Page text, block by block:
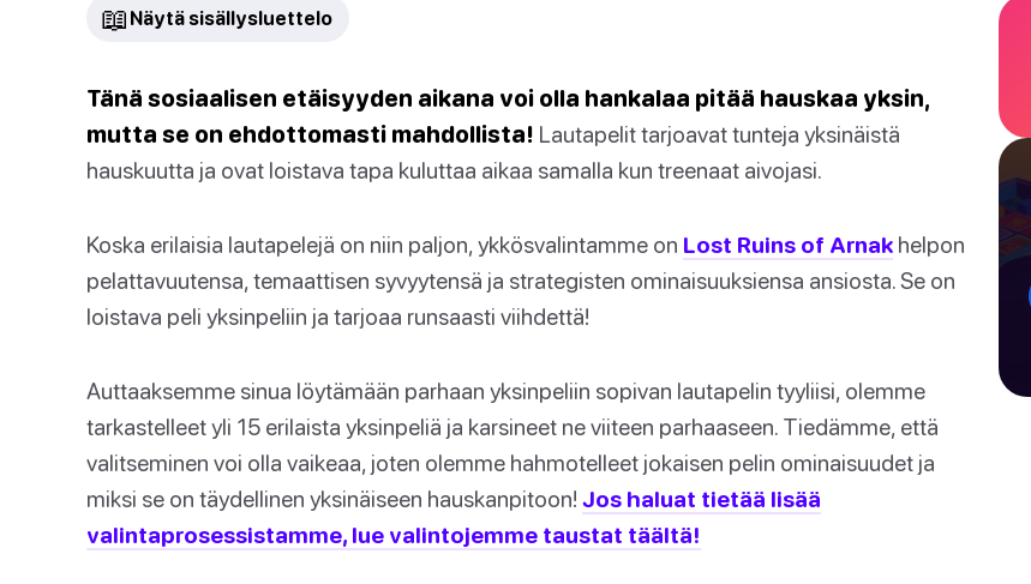
📖 Näytä sisällysluettelo
Tänä sosiaalisen etäisyyden aikana voi olla hankalaa pitää hauskaa yksin,
mutta se on ehdottomasti mahdollista! Lautapelit tarjoavat tunteja yksinäistä
hauskuutta ja ovat loistava tapa kuluttaa aikaa samalla kun treenaat aivojasi.
Koska erilaisia lautapelejä on niin paljon, ykkösvalintamme on Lost Ruins of Arnak helpon
pelattavuutensa, temaattisen syvyytensä ja strategisten ominaisuuksiensa ansiosta. Se on
loistava peli yksinpeliin ja tarjoaa runsaasti viihdettä!
Auttaaksemme sinua löytämään parhaan yksinpeliin sopivan lautapelin tyyliisi, olemme
tarkastelleet yli 15 erilaista yksinpeliä ja karsineet ne viiteen parhaaseen. Tiedämme, että
valitseminen voi olla vaikeaa, joten olemme hahmotelleet jokaisen pelin ominaisuudet ja
miksi se on täydellinen yksinäiseen hauskanpitoon! Jos haluat tietää lisää
valintaprosessistamme, lue valintojemme taustat täältä!